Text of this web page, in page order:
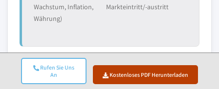
Rufen Sie Uns
An
Kostenloses PDF Herunterladen
Wachstum, Inflation,
Währung)
Markteintritt/-austritt
6. Validierung Und